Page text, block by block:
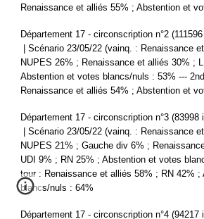
Renaissance et alliés 55% ; Abstention et
Département 17 - circonscription n°2
| Scénario 23/05/22 (vainq. : Renaissance
NUPES 26% ; Renaissance et alliés 30% ;
Abstention et votes blancs/nuls : 53% ---
Renaissance et alliés 54% ; Abstention et
Département 17 - circonscription n°3 (83998
| Scénario 23/05/22 (vainq. : Renaissance
NUPES 21% ; Gauche div 6% ;
UDI 9% ; RN 25% ; Abstention et votes
tour : Renaissance et alliés 58% ; RN 42% ;
blancs/nuls : 64%
Département 17 - circonscription n°4 (94217